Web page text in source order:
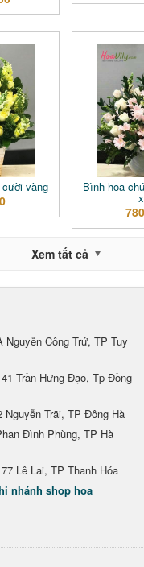
vàng Bình hoa
Xem tất cả
Nguyễn Công Trứ, TP Tuy
41 Trần Hưng Đạo, Tp Đồng
Nguyễn Trãi, TP Đông Hà
Đình Phùng, TP Hà
Lê Lai, TP Thanh Hóa
nhánh shop hoa